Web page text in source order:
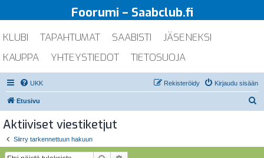
Foorumi – Saabclub.fi
KLUBI TAPAHTUMAT SAABISTI
JÄSENEKSI
KAUPPA
YHTEYSTIEDOT TIETOSUOJA
UKK Kirjaudu sisään
Rekisteröidy
Etusivu
Aktiiviset viestiketjut
Siirry tarkennettuun hakuun